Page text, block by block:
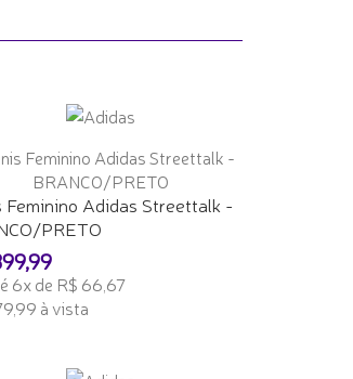
Feminino Adidas Streettalk -
PRETO
6x de R$ 66,67
à vista